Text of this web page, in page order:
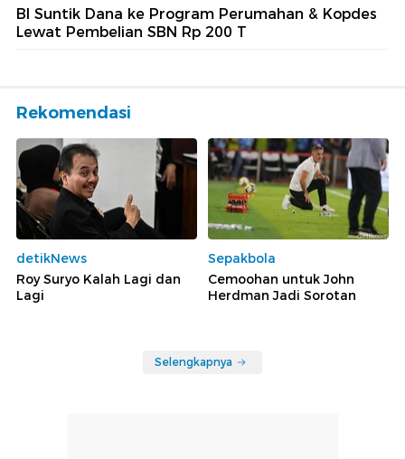
BI Suntik Dana ke Program Perumahan & Kopdes
Lewat Pembelian SBN Rp 200 T
Rekomendasi
detikNews
Roy Suryo Kalah Lagi dan
Lagi
Sepakbola
Cemoohan untuk John
Herdman Jadi Sorotan
Selengkapnya